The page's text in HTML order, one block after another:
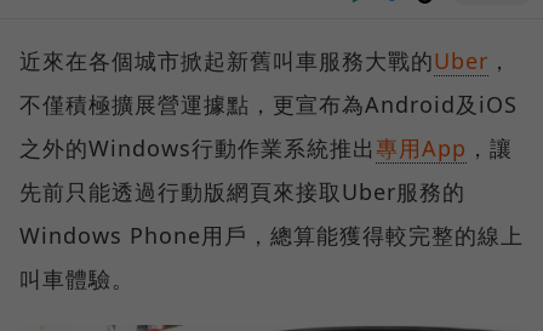
近來在各個城市掀起新舊叫車服務大戰的Uber ，
不僅積極擴展營運據點，更宣布為Android及iOS
之外的Windows行動作業系統推出專用App ，讓
先前只能透過行動版網頁來接取Uber服務的
Windows Phone用戶，總算能獲得較完整的線上
叫車體驗。